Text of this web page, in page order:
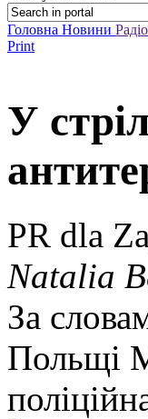
Головна Новини Радіо
Print
У
PR dla
Natalia
За
Польщі